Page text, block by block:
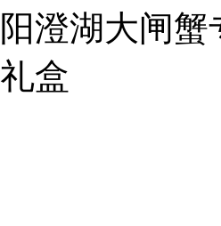
1019225591
阳澄湖大闸
礼盒